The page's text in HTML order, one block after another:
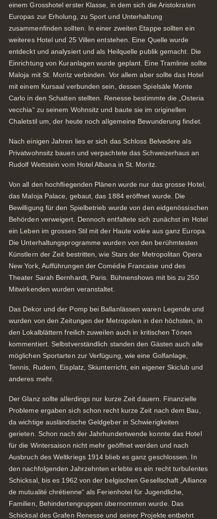
einem Grosshotel erster Klasse, in dem sich die Aristokraten
Europas zur Erholung, zu Sport und Unterhaltung
zusammenfinden sollten. In einer zweiten Etappe sollten ein
weiteres Hotel und 25 Villen entstehen. Eine Quelle wurde
entdeckt und analysiert und als Heilquelle publik gemacht. Die
Einrichtung von Kuranlagen wurde geplant. Eine Tramlinie sollte
Maloja mit St. Moritz verbinden. Vor allem aber sollte das Hotel
mit einem Kursaal verbunden sein, dessen Spielsäle Monte
Carlo in den Schatten stellten. Renesse bestimmte die „Osteria
vecchia“ zu seinem Wohnsitz und baute sie im originellen
Chaletstil um, der heute noch allgemeine Bewunderung findet.
Nach einigen Jahren lies er sich das Schloss Belvedere als
Privatwohnsitz bauen und verpachtete das Schweizerhaus an
Rudolf Wettstein vom Hotel Albana in St. Moritz.
Von all den hochfliegenden Plänen wurde nur das grosse Hotel,
das Maloja Palace, gebaut, das 1884 eröffnet wurde. Die
Bewilligung für den Spielbetrieb wurde von den eidgenössischen
Behörden verweigert. Dennoch entfaltete sich zunächst im Hotel
ein Leben im grossen Stil mit der Haute volée aus ganz Europa.
Die Unterhaltungsprogramme wurden von den berühmtesten
Künstlern der Zeit bestritten, wie Stars der Metropolitan Opera
New York, Aufführungen der Comédie Francaise und des
Theater Sarah Bernhardt, Paris. Bühnenshows mit bis zu 250
Mitwirkenden wurden veranstaltet.
Das Dekor und der Pomp bei Ballanlässen waren Legende und
wurden von den Zeitungen der Metropolen in den höchsten, in
den Lokalblättern freilich zuweilen auch in kritischen Tönen
kommentiert. Selbstverständlich standen den Gästen auch alle
möglichen Sportarten zur Verfügung, wie eine Golfanlage,
Tennis, Rudern, Eisplatz, Skiunterricht, ein eigener Skiclub und
anderes mehr.
Der Glanz sollte allerdings nur kurze Zeit dauern. Finanzielle
Probleme ergaben sich schon recht kurze Zeit nach dem Bau,
da wichtige ausländische Geldgeber in Schwierigkeiten
gerieten. Schon nach der Jahrhundertwende konnte das Hotel
für die Wintersaison nicht mehr geöffnet werden und nach
Ausbruch des Weltkriegs 1914 blieb es ganz geschlossen. In
den nachfolgenden Jahrzehnten erlebte es ein recht turbulentes
Schicksal, bis es 1962 von der belgischen Gesellschaft „Alliance
de mutualité chrétienne“ als Ferienhotel für Jugendliche,
Familien, Behindertengruppen übernommen wurde. Das
Schicksal des Grafen Renesse und seiner Projekte entbehrt